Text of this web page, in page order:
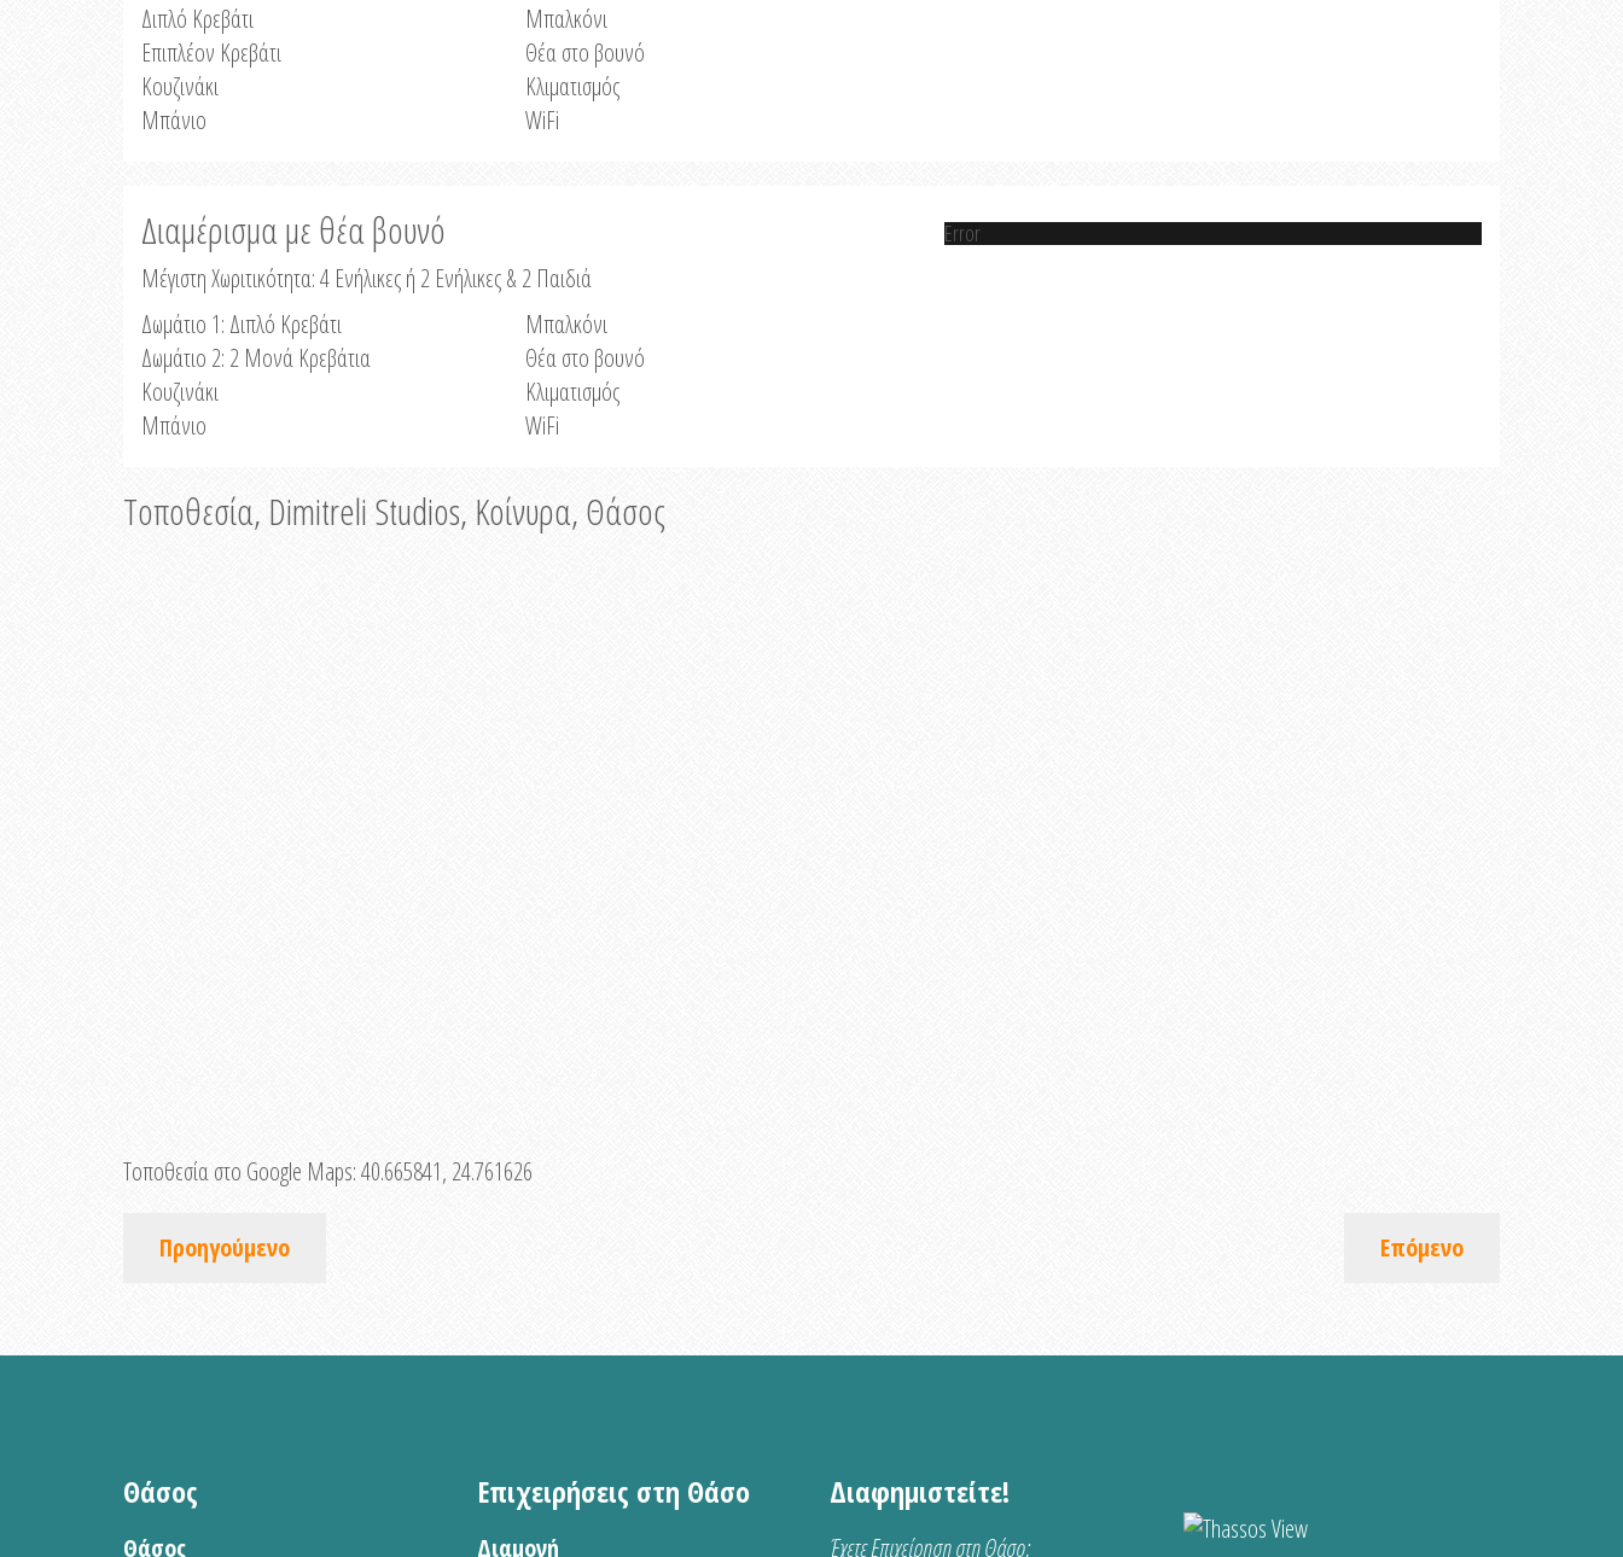
Διπλό Κρεβάτι
Επιπλέον Κρεβάτι
Κουζινάκι
Μπάνιο
Μπαλκόνι
Θέα στο βουνό
Κλιματισμός
WiFi
Διαμέρισμα με θέα βουνό
Μέγιστη Χωριτικότητα: 4 Ενήλικες ή 2 Ενήλικες & 2 Παιδιά
Δωμάτιο 1: Διπλό Κρεβάτι
Δωμάτιο 2: 2 Μονά Κρεβάτια
Κουζινάκι
Μπάνιο
Μπαλκόνι
Θέα στο βουνό
Κλιματισμός
WiFi
Error
Τοποθεσία, Dimitreli Studios, Κοίνυρα, Θάσος
Τοποθεσία στο Google Maps:40.665841, 24.761626
Προηγούμενο Επόμενο
Θάσος
Θάσος
Επιχειρήσεις στη Θάσο
Διαμονή
Διαφημιστείτε!
Έχετε Επιχείρηση στη Θάσο;